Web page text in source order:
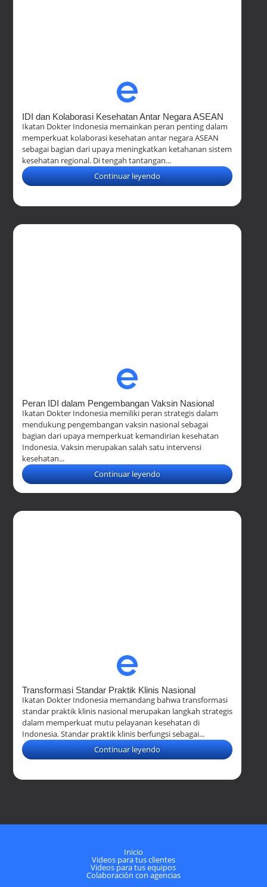
IDI dan Kolaborasi Kesehatan Antar Negara ASEAN
Ikatan Dokter Indonesia memainkan peran penting dalam
memperkuat kolaborasi kesehatan antar negara ASEAN
sebagai bagian dari upaya meningkatkan ketahanan sistem
kesehatan regional. Di tengah tantangan...
Continuar leyendo
Peran IDI dalam Pengembangan Vaksin Nasional
Ikatan Dokter Indonesia memiliki peran strategis dalam
mendukung pengembangan vaksin nasional sebagai
bagian dari upaya memperkuat kemandirian kesehatan
Indonesia. Vaksin merupakan salah satu intervensi
kesehatan...
Continuar leyendo
Transformasi Standar Praktik Klinis Nasional
Ikatan Dokter Indonesia memandang bahwa transformasi
standar praktik klinis nasional merupakan langkah strategis
dalam memperkuat mutu pelayanan kesehatan di
Indonesia. Standar praktik klinis berfungsi sebagai...
Continuar leyendo
Inicio
Videos para tus clientes
Videos para tus equipos
Colaboración con agencias